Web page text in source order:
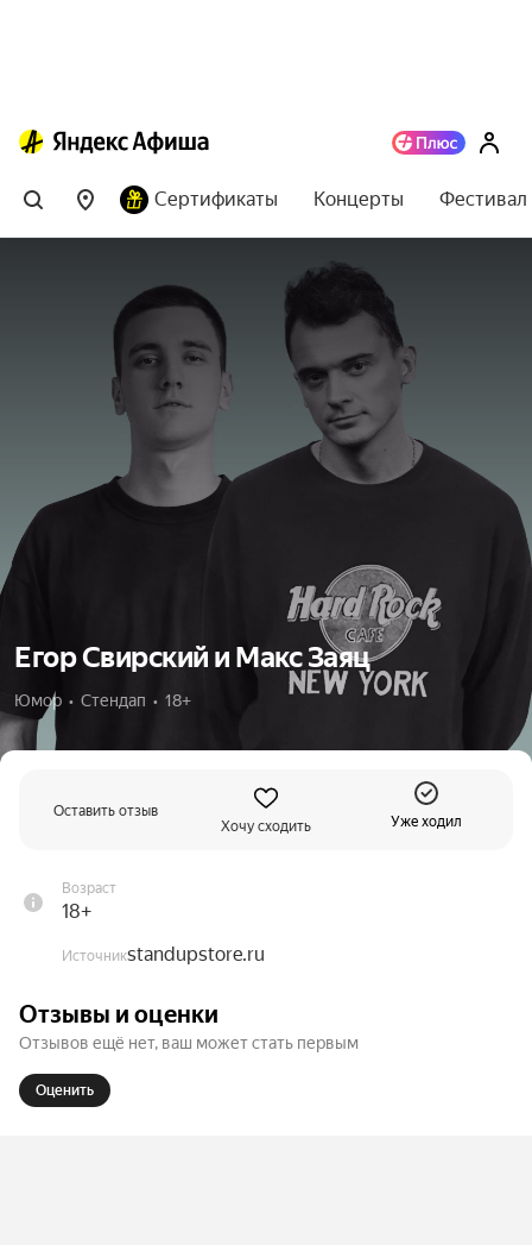
Сертификаты Концерты
Егор Свирский и Макс Заяц
Юмор  •  Стендап  •  18+
Оставить отзыв
Хочу сходить
Уже ходил
Возраст
18+
Источникstandupstore.ru
Отзывы и оценки
Отзывов ещё нет, ваш может стать первым
Оценить